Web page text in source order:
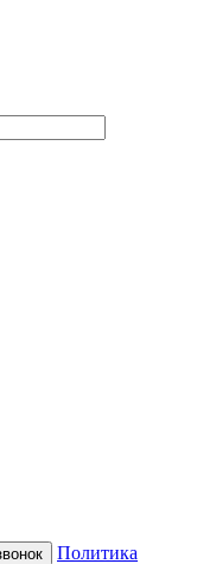
Политика